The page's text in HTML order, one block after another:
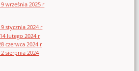
września 2025 r
stycznia 2024 r
lutego 2024 r
czerwca 2024 r
sierpnia 2024